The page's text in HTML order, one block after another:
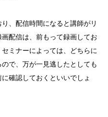
、配信時間になると講師がリ
配信は、前もって録画してお
ミナーによっては、どちらに
で、万が一見逃したとしても
確認しておくといいでしょ